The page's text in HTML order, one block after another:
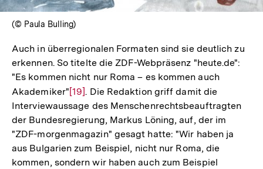
(© Paula Bulling)
Auch in überregionalen Formaten sind sie deutlich zu
erkennen. So titelte die ZDF-Webpräsenz "heute.de":
"Es kommen nicht nur Roma – es kommen auch
Akademiker" Zur
Auflösung
der
Fußnote
[19]. Die Redaktion griff damit die
Interviewaussage des Menschenrechtsbeauftragten
der Bundesregierung, Markus Löning, auf, der im
"ZDF-morgenmagazin" gesagt hatte: "Wir haben ja
aus Bulgarien zum Beispiel, nicht nur Roma, die
kommen, sondern wir haben auch zum Beispiel